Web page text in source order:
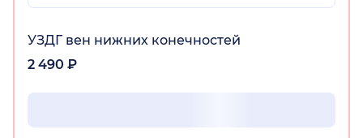
УЗДГ вен нижних конечностей
2 490 ₽